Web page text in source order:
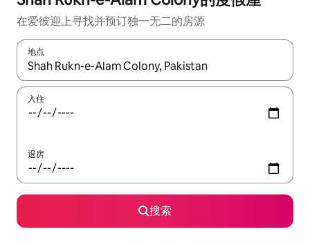
在爱彼迎上寻找并预订独一无二的房源
地点
如有搜索结果，请使用上下方向键查看，或通过点击或滑动手势
入住
退房
搜索